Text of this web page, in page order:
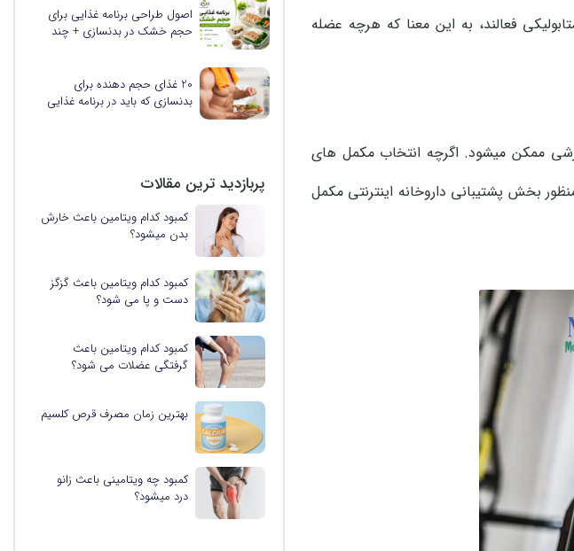
فعالند، به این معنا که هرچه عضله
ممکن میشود. اگرچه انتخاب مکمل های
بخش پشتیبانی داروخانه اینترنتی مکمل
اصول طراحی برنامه غذایی برای
حجم خشک در بدنسازی + چند
20 غذای حجم دهنده برای
بدنسازی که باید در برنامه غذایی
پربازدید ترین مقالات
کمبود کدام ویتامین باعث خارش
بدن میشود؟
کمبود کدام ویتامین باعث گزگز
دست و پا می شود؟
کمبود کدام ویتامین باعث
گرفتگی عضلات می شود؟
بهترین زمان مصرف قرص کلسیم
کمبود چه ویتامینی باعث زانو
درد میشود؟